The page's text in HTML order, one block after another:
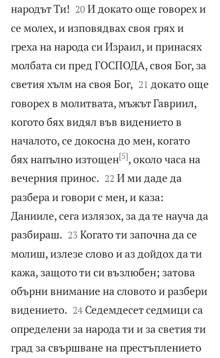
народът Ти! 

20 И докато още говорех и
се молех, и изповядвах своя грях и
греха на народа си Израил, и принасях
молбата си пред ГОСПОДА, своя Бог, за
светия хълм на своя Бог, 

21 докато още
говорех в молитвата, мъжът Гавриил,
когото бях видял във видението в
началото, се докосна до мен, когато
бях напълно изтощен[5], около часа на
вечерния принос. 

22 И ми даде да
разбера и говори с мен, и каза:
Данииле, сега излязох, за да те науча да
разбираш. 

23 Когато ти започна да се
молиш, излезе слово и аз дойдох да ти
кажа, защото ти си възлюбен; затова
обърни внимание на словото и разбери
видението. 

24 Седемдесет седмици са
определени за народа ти и за светия ти
град за свършване на престъплението